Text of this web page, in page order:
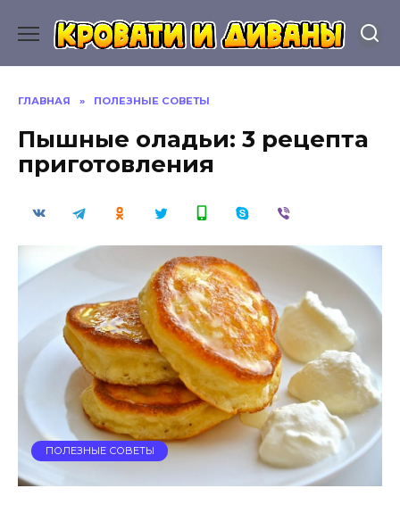
содержанию
ГЛАВНАЯ » ПОЛЕЗНЫЕ СОВЕТЫ
Пышные оладьи: 3 рецепта
приготовления
ПОЛЕЗНЫЕ СОВЕТЫ